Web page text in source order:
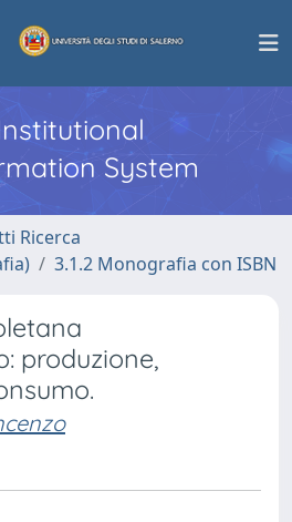
System
Ricerca
3.1.2 Monografia con ISBN
produzione,